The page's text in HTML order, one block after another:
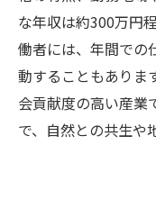
な年収は約300万円
働者には、年間での
動することもありま
会貢献度の高い産業
で、自然との共生や